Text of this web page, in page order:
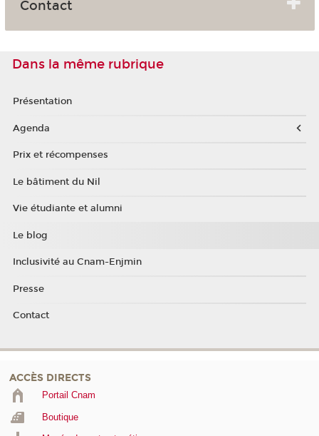
Contact
Dans la même rubrique
Présentation
Agenda
Prix et récompenses
Le bâtiment du Nil
Vie étudiante et alumni
Le blog
Inclusivité au Cnam-Enjmin
Presse
Contact
ACCÈS DIRECTS
Portail Cnam
Boutique